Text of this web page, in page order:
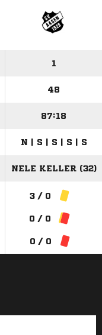
1
48
87:18
N | S | S | S | S
NELE KELLER (32)
3 / 0
0 / 0
0 / 0